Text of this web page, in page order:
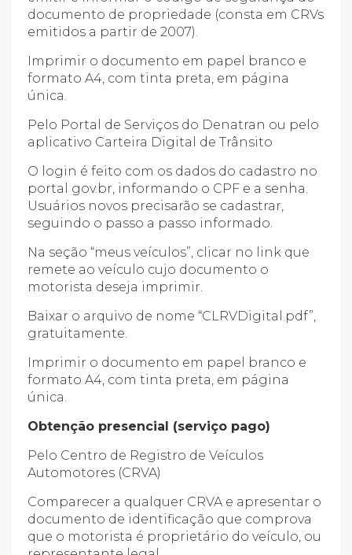
documento de propriedade (consta em CRVs
emitidos a partir de 2007).
Imprimir o documento em papel branco e
formato A4, com tinta preta, em página
única.
Pelo Portal de Serviços do Denatran ou pelo
aplicativo Carteira Digital de Trânsito
O login é feito com os dados do cadastro no
portal gov.br, informando o CPF e a senha.
Usuários novos precisarão se cadastrar,
seguindo o passo a passo informado.
Na seção “meus veículos”, clicar no link que
remete ao veículo cujo documento o
motorista deseja imprimir.
Baixar o arquivo de nome “CLRVDigital.pdf”,
gratuitamente.
Imprimir o documento em papel branco e
formato A4, com tinta preta, em página
única.
Obtenção presencial (serviço pago)
Pelo Centro de Registro de Veículos
Automotores (CRVA)
Comparecer a qualquer CRVA e apresentar o
documento de identificação que comprova
que o motorista é proprietário do veículo, ou